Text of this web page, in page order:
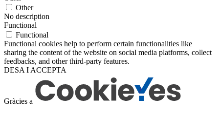
Other
No description
Functional
Functional
Functional cookies help to perform certain functionalities like
sharing the content of the website on social media platforms, collect
feedbacks, and other third-party features.
DESA I ACCEPTA
Gràcies a